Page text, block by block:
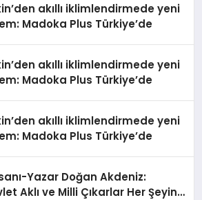
akıllı iklimlendirmede yeni
Madoka Plus Türkiye’de
akıllı iklimlendirmede yeni
Madoka Plus Türkiye’de
akıllı iklimlendirmede yeni
Madoka Plus Türkiye’de
Yazar Doğan Akdeniz:
Aklı ve Milli Çıkarlar Her Şeyin